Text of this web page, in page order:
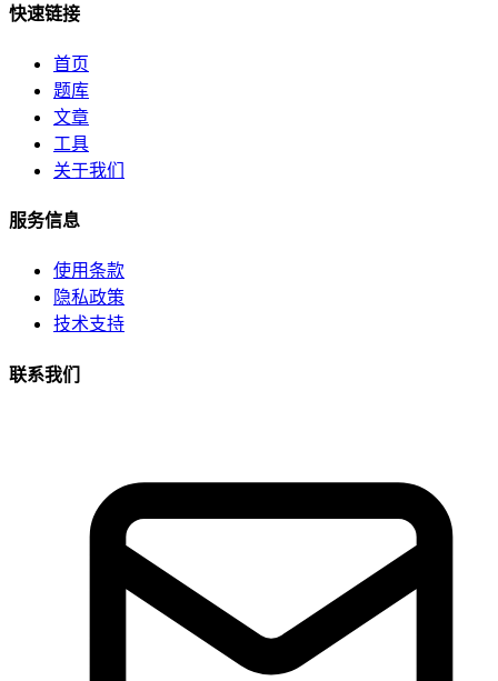
快速链接
首页
题库
文章
工具
关于我们
服务信息
使用条款
隐私政策
技术支持
联系我们